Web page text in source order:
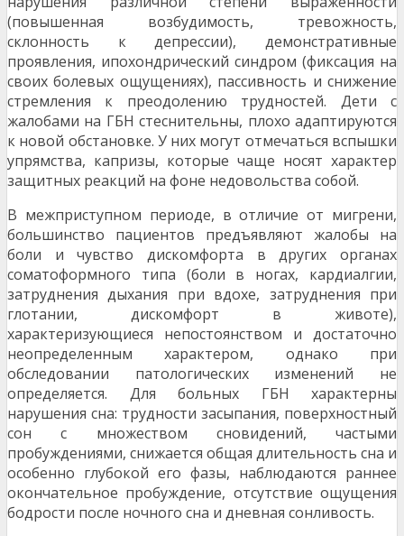
(повышенная возбу­димость, тревожность,
склонность к депрессии), демон­стративные
проявления, ипохондрический синдром (фиксация на
своих болевых ощущениях), пассивность и снижение
стремления к преодолению трудностей. Дети с
жалобами на ГБН стеснительны, плохо адаптируются
к новой обстановке. У них могут отмечаться вспышки
упрямства, капризы, которые чаще носят характер
за­щитных реакций на фоне недовольства собой.
В межприступном периоде, в отличие от мигрени,
большинство пациентов предъявляют жалобы на
боли и чувство дискомфорта в других органах
соматоформного типа (боли в ногах, кардиалгии,
затруднения дыхания при вдохе, затруднения при
глотании, дискомфорт в животе),
характеризующиеся непостоянством и достаточно
не­определенным характером, однако при
обследовании патологических изменений не
определяется. Для боль­ных ГБН характерны
нарушения сна: трудности засыпа­ния, поверхностный
сон с множеством сновидений, ча­стыми
пробуждениями, снижается общая длительность сна и
особенно глубокой его фазы, наблюдаются раннее
окончательное пробуждение, отсутствие ощущения
бод­рости после ночного сна и дневная сонливость.